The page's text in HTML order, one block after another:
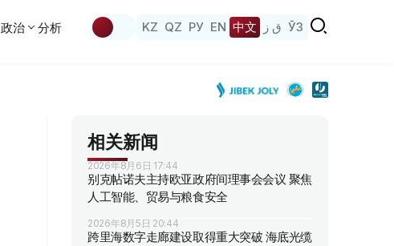
政治 分析 KZ QZ РУ EN 中文 ق ز ЎЗ
相关新闻
2026年8月6日 17:44
别克帖诺夫主持欧亚政府间理事会会议 聚焦
人工智能、贸易与粮食安全
2026年8月5日 20:44
跨里海数字走廊建设取得重大突破 海底光缆